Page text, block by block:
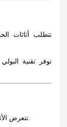
تتطلب أثاثات
توفر تقنية